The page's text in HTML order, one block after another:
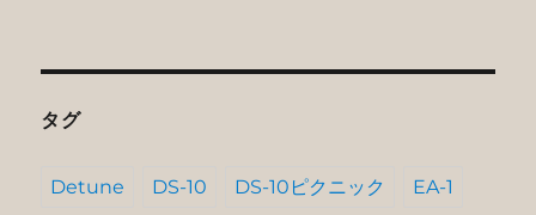
タグ
Detune DS-10 DS-10ピクニック EA-1